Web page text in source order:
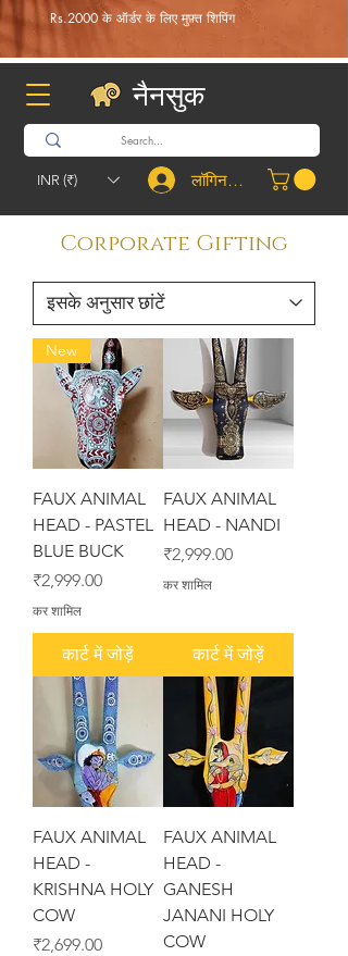
Rs.2000 के ऑर्डर के लिए मुफ़्त शिपिंग
नैनसुक
INR (₹) लॉगिन करें
Corporate Gifting
New
FAUX ANIMAL
HEAD - PASTEL
BLUE BUCK
मूल्य
₹2,999.00
कर शामिल
कार्ट में जोड़ें
FAUX ANIMAL
HEAD - NANDI
मूल्य
₹2,999.00
कर शामिल
कार्ट में जोड़ें
FAUX ANIMAL
HEAD -
KRISHNA HOLY
COW
मूल्य
₹2,699.00
FAUX ANIMAL
HEAD -
GANESH
JANANI HOLY
COW